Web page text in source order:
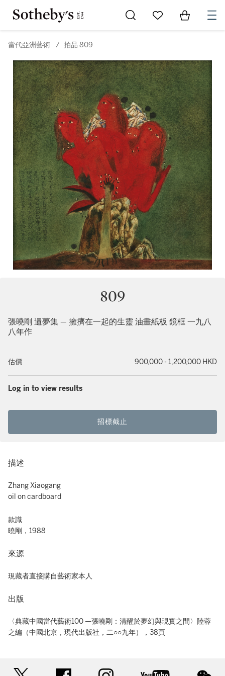
Go to My Favorites
Items in
當代亞洲藝術 / 拍品 809
809
張曉剛 遺夢集 — 擁擠在一起的生靈 油畫紙板 鏡框 一九八
八年作
估價 900,000 - 1,200,000 HKD
Log in to view results
招標截止
描述
Zhang Xiaogang
oil on cardboard
款識
曉剛，1988
來源
現藏者直接購自藝術家本人
出版
〈典藏中國當代藝術100 —張曉剛：清醒於夢幻與現實之間〉陸蓉
之編（中國北京，現代出版社，二○○九年），38頁
facebook instagram